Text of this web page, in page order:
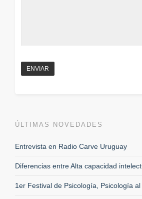
ÚLTIMAS NOVEDADES
Entrevista en Radio Carve Uruguay
Diferencias entre Alta capacidad
1er Festival de Psicología, Psicología